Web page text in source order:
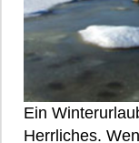
Ein
Herrliches.